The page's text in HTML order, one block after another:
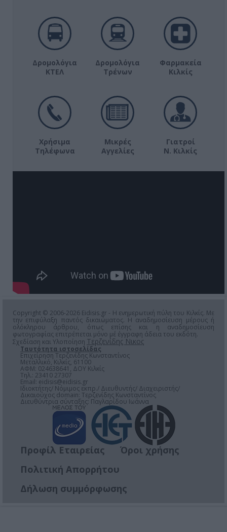
Δρομολόγια
ΚΤΕΛ
Δρομολόγια
Τρένων
Φαρμακεία
Κιλκίς
Χρήσιμα
Τηλέφωνα
Μικρές
Αγγελίες
Γιατροί
Ν. Κιλκίς
Copyright © 2006-2026 Eidisis.gr - Η ενημερωτική πύλη του Κιλκίς. Με
την επιφύλαξη παντός δικαιώματος. Η αναδημοσίευση μέρους ή
ολόκληρου άρθρου, όπως επίσης και η αναδημοσίευση
φωτογραφίας επιτρέπεται μόνο μέ έγγραφη άδεια του εκδότη.
Σχεδίαση και Υλοποίηση Τερζενίδης Νικος
Ταυτότητα ιστοσελίδας
Επιχείρηση Τερζενίδης Κωνσταντίνος
Μεταλλικό, Κιλκίς, 61100
ΑΦΜ: 024638641, ΔΟΥ Κιλκίς
Τηλ.: 23410 27307
Email: eidisis@eidisis.gr
Ιδιοκτήτης/ Νόμιμος εκπρ./ Διευθυντής/ Διαχειριστής/
Δικαιούχος domain: Τερζενίδης Κωνσταντίνος
Διευθύντρια σύνταξης: Παγλαρίδου Ιωάννα
Προφίλ Εταιρείας
Όροι χρήσης
Πολιτική Απορρήτου
Δήλωση συμμόρφωσης